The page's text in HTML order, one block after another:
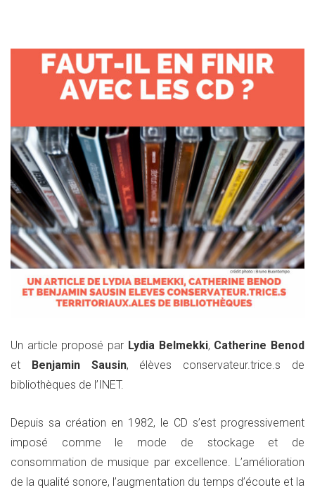
Un article proposé par Lydia Belmekki, Catherine Benod
et Benjamin Sausin, élèves conservateur.trice.s de
bibliothèques de l’INET.
Depuis sa création en 1982, le CD s’est progressivement
imposé comme le mode de stockage et de
consommation de musique par excellence. L’amélioration
de la qualité sonore, l’augmentation du temps d’écoute et la